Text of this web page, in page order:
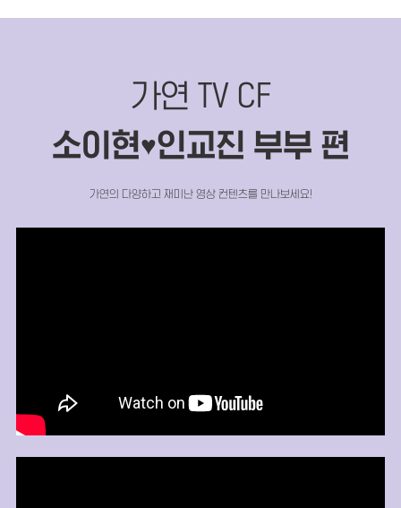
가연 TV CF
소이현♥인교진 부부 편
가연의 다양하고 재미난 영상 컨텐츠를 만나보세요!